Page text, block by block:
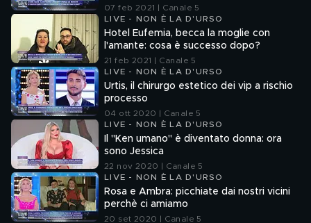
07 feb 2021 | Canale 5
LIVE - NON È LA D'URSO
Hotel Eufemia, becca la moglie con
l'amante: cosa è successo dopo?
21 feb 2021 | Canale 5
LIVE - NON È LA D'URSO
Urtis, il chirurgo estetico dei vip a rischio
processo
04 ott 2020 | Canale 5
LIVE - NON È LA D'URSO
Il "Ken umano" è diventato donna: ora
sono Jessica
22 nov 2020 | Canale 5
LIVE - NON È LA D'URSO
Rosa e Ambra: picchiate dai nostri vicini
perchè ci amiamo
20 set 2020 | Canale 5